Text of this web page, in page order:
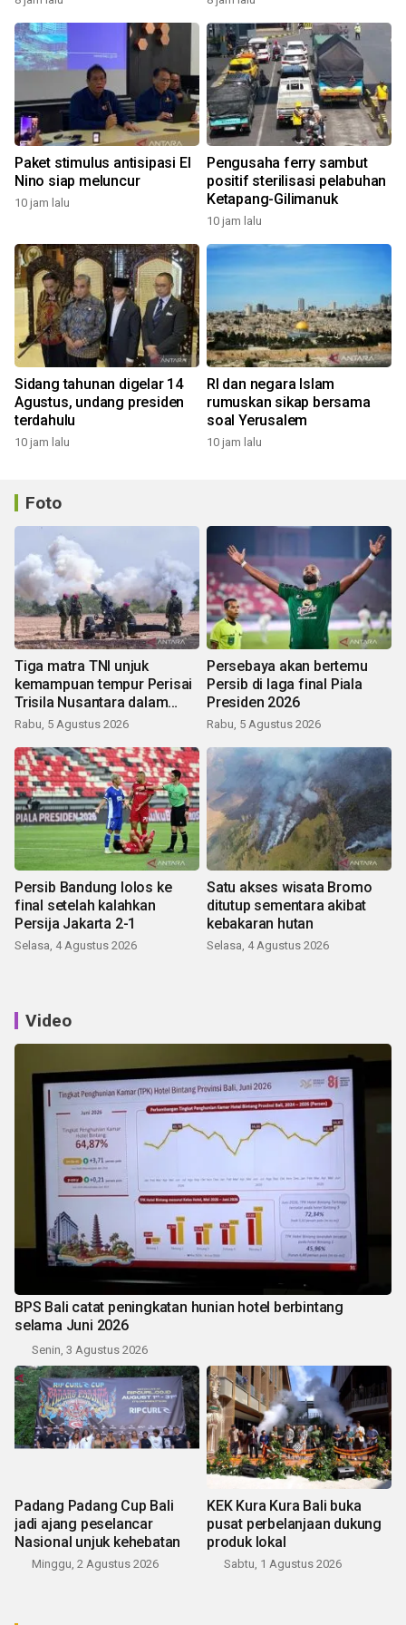
Paket stimulus antisipasi El
Nino siap meluncur
10 jam lalu
Pengusaha ferry sambut
positif sterilisasi pelabuhan
Ketapang-Gilimanuk
10 jam lalu
Sidang tahunan digelar 14
Agustus, undang presiden
terdahulu
10 jam lalu
RI dan negara Islam
rumuskan sikap bersama
soal Yerusalem
10 jam lalu
Foto
Tiga matra TNI unjuk
kemampuan tempur Perisai
Trisila Nusantara dalam
latihan di Kepri
Rabu, 5 Agustus 2026
Persebaya akan bertemu
Persib di laga final Piala
Presiden 2026
Rabu, 5 Agustus 2026
Persib Bandung lolos ke
final setelah kalahkan
Persija Jakarta 2-1
Selasa, 4 Agustus 2026
Satu akses wisata Bromo
ditutup sementara akibat
kebakaran hutan
Selasa, 4 Agustus 2026
Video
BPS Bali catat peningkatan hunian hotel berbintang
selama Juni 2026
Senin, 3 Agustus 2026
Padang Padang Cup Bali
jadi ajang peselancar
Nasional unjuk kehebatan
Minggu, 2 Agustus 2026
KEK Kura Kura Bali buka
pusat perbelanjaan dukung
produk lokal
Sabtu, 1 Agustus 2026